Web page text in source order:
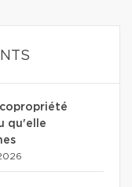
qu'elle